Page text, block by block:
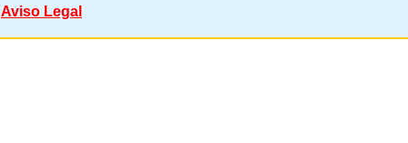
Aviso Legal